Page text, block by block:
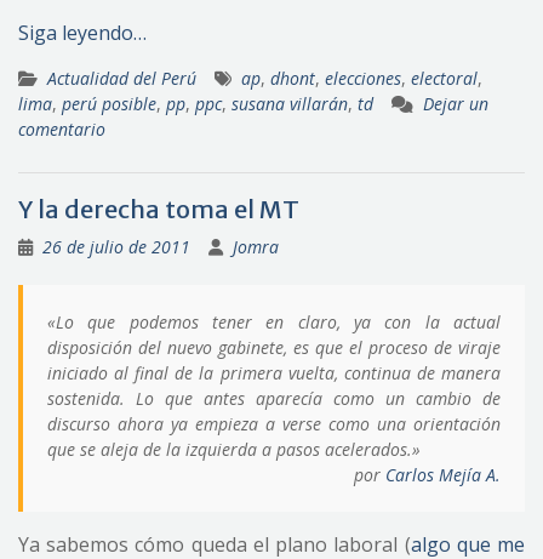
Siga leyendo…
Actualidad del Perú ap, dhont, elecciones, electoral,
lima, perú posible, pp, ppc, susana villarán, td
Dejar un
comentario
Y la derecha toma el MT
26 de julio de 2011 Jomra
«Lo que podemos tener en claro, ya con la actual
disposición del nuevo gabinete, es que el proceso de viraje
iniciado al final de la primera vuelta, continua de manera
sostenida. Lo que antes aparecía como un cambio de
discurso ahora ya empieza a verse como una orientación
que se aleja de la izquierda a pasos acelerados.»
por Carlos Mejía A.
Ya sabemos cómo queda el plano laboral (algo que me